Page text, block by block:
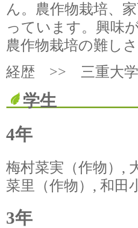
ん。農作物栽培、
っています。興味
農作物栽培の難し
経歴 >> 三重大
学生
4年
梅村菜実（作物）,
菜里（作物）, 和田
3年